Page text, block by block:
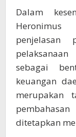
Dalam
penjelasan
sebagai
keuangan
merupakan
ditetapkan